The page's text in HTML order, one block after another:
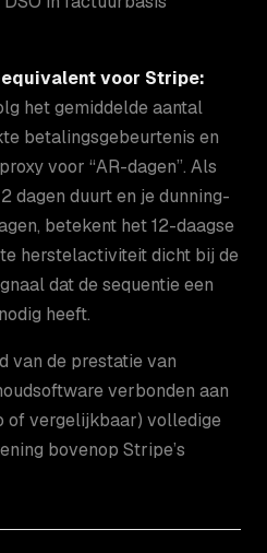
voor Stripe:
het gemiddelde aantal
betalingsgebeurtenis en
voor “AR-dagen”. Als
dagen duurt en je dunning-
betekent het 12-daagse
herstelactiviteit dicht bij de
dat de sequentie een
heeft.
van de prestatie van
verbonden aan
of vergelijkbaar) volledige
bovenop Stripe’s